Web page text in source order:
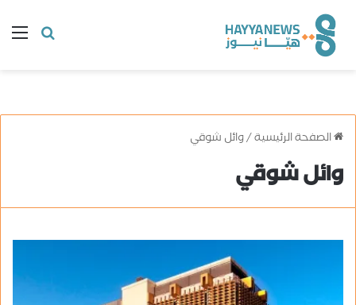
البحث
الصفحة الرئيسية/وائل شوقي
وائل شوقي